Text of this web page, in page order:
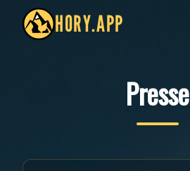
HORY.APP
Presse